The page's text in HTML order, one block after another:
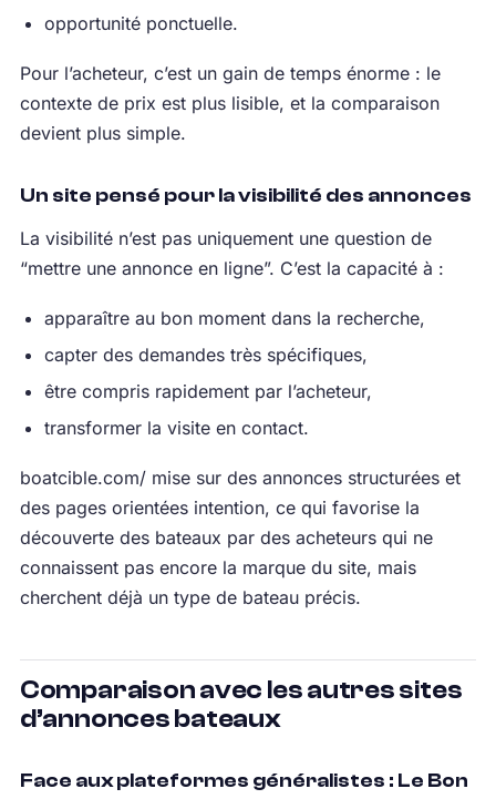
opportunité ponctuelle.
Pour l’acheteur, c’est un gain de temps énorme : le
contexte de prix est plus lisible, et la comparaison
devient plus simple.
Un site pensé pour la visibilité des annonces
La visibilité n’est pas uniquement une question de
“mettre une annonce en ligne”. C’est la capacité à :
apparaître au bon moment dans la recherche,
capter des demandes très spécifiques,
être compris rapidement par l’acheteur,
transformer la visite en contact.
boatcible.com/ mise sur des annonces structurées et
des pages orientées intention, ce qui favorise la
découverte des bateaux par des acheteurs qui ne
connaissent pas encore la marque du site, mais
cherchent déjà un type de bateau précis.
Comparaison avec les autres sites
d’annonces bateaux
Face aux plateformes généralistes : Le Bon